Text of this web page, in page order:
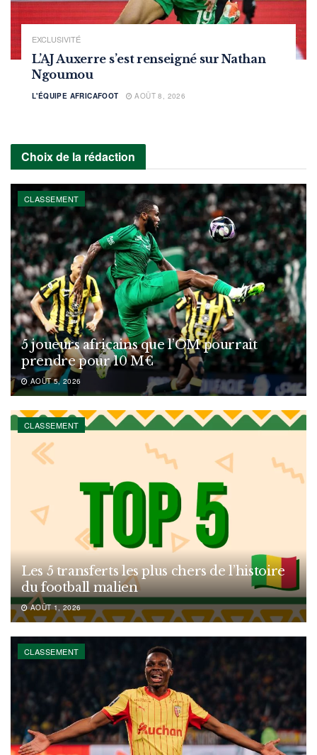
EXCLUSIVITÉ
L’AJ Auxerre s’est renseigné sur Nathan
Ngoumou
L'ÉQUIPE AFRICAFOOT AOÛT 8, 2026
Choix de la rédaction
CLASSEMENT
5 joueurs africains que l’OM pourrait
prendre pour 10 M€
AOÛT 5, 2026
CLASSEMENT
Les 5 transferts les plus chers de l’histoire
du football malien
AOÛT 1, 2026
CLASSEMENT